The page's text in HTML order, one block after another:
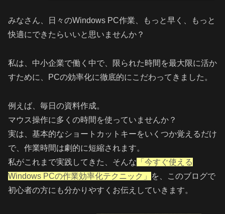
みなさん、日々のWindows PC作業、もっと早く、もっと
快適にできたらいいと思いませんか？
私は、中小企業で働く中で、限られた時間を最大限に活か
すために、PCの効率化に徹底的にこだわってきました。
例えば、毎日の資料作成。
マウス操作に多くの時間を使っていませんか？
実は、基本的なショートカットキーをいくつか覚えるだけ
で、作業時間は劇的に短縮されます。
私がこれまで実践してきた、そんな 「今すぐ使える
Windows PCの作業効率化テクニック」
を、このブログで
初心者の方にも分かりやすくお伝えしていきます。